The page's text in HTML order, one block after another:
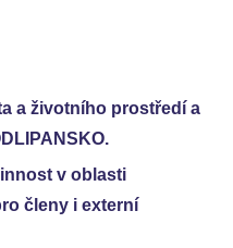
a životního prostředí a
v oblasti
členy i externí